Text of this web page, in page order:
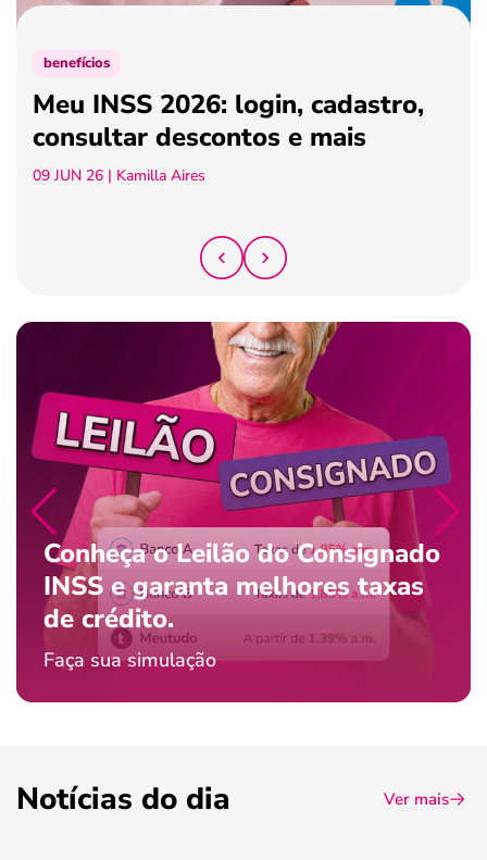
benefícios
Meu INSS 2026: login, cadastro,
consultar descontos e mais
09 JUN 26 | Kamilla Aires
Conheça o Leilão do Consignado
INSS e garanta melhores taxas
de crédito.
Faça sua simulação
Notícias do dia Ver mais